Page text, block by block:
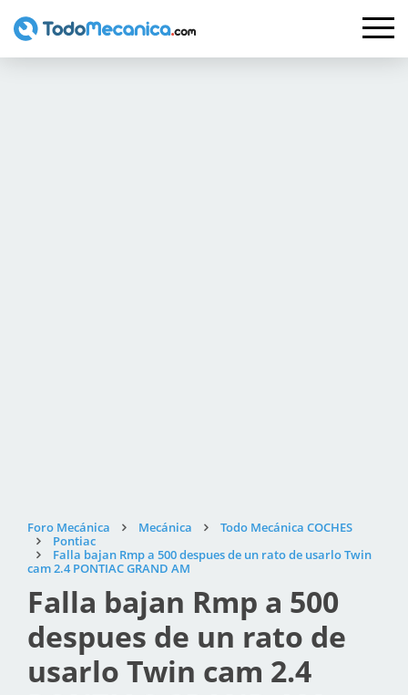
Foro Mecánica Mecánica
Todo Mecánica COCHES
Pontiac
Falla bajan Rmp a 500 despues de un rato de usarlo Twin
cam 2.4 PONTIAC GRAND AM
Falla bajan Rmp a 500
despues de un rato de
usarlo Twin cam 2.4